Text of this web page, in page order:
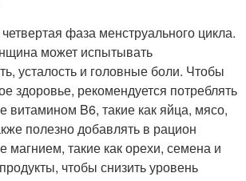
фаза менструального цикла.
может испытывать
усталость и головные боли. Чтобы
здоровье, рекомендуется потреблять
витамином B6, такие как яйца, мясо,
полезно добавлять в рацион
магнием, такие как орехи, семена и
чтобы снизить уровень